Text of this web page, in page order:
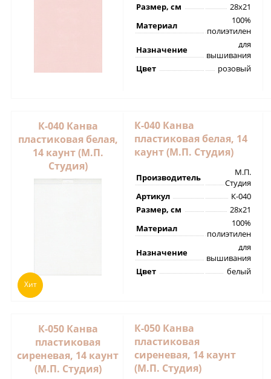
Размер, см
28х21
Материал
100%
полиэтилен
Назначение
для
вышивания
Цвет
розовый
К-040 Канва
пластиковая белая,
14 каунт (М.П.
Студия)
Хит
К-040 Канва
пластиковая белая, 14
каунт (М.П. Студия)
Производитель
М.П.
Студия
Артикул
К-040
Размер, см
28х21
Материал
100%
полиэтилен
Назначение
для
вышивания
Цвет
белый
К-050 Канва
пластиковая
сиреневая, 14 каунт
(М.П. Студия)
К-050 Канва
пластиковая
сиреневая, 14 каунт
(М.П. Студия)